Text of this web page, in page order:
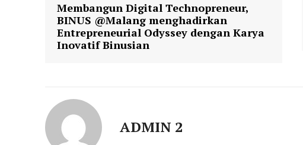
Membangun Digital Technopreneur,
BINUS @Malang menghadirkan
Entrepreneurial Odyssey dengan Karya
Inovatif Binusian
ADMIN 2